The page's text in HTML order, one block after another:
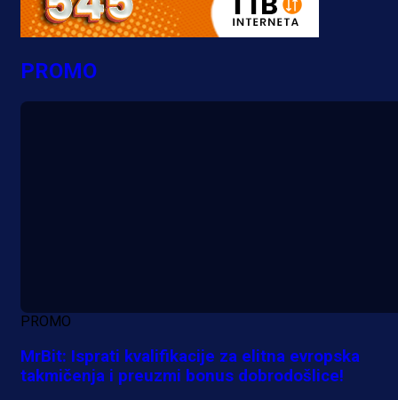
PROMO
PROMO
MrBit: Isprati kvalifikacije za elitna evropska
takmičenja i preuzmi bonus dobrodošlice!